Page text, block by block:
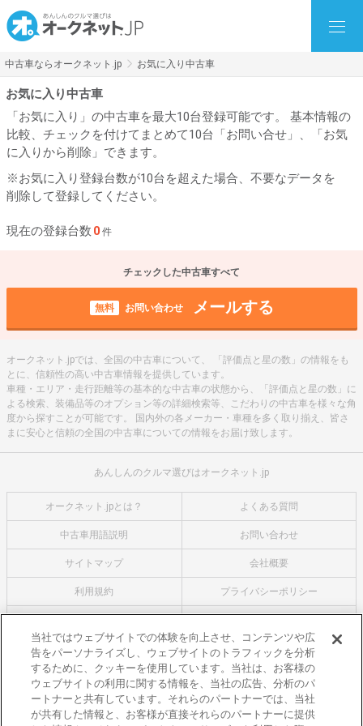
中古車ならオークネット.jp お気に入り中古車
お気に入り中古車
「お気に入り」の中古車を最大10台登録可能です。 基本情報の
比較、チェックを付けてまとめて10台「お問い合せ」、「お気
に入りから削除」できます。
※お気に入り登録台数が10台を超えた場合、不要なデータを
削除して登録してください。
現在の登録台数 0 件
チェックした中古車すべて
無料 お問い合わせ メールする
オークネット.jpでは、全国の中古車について、 「評価点と星の数」の情報をも
とに、信頼性の高い中古車情報を提供しています。
車種・エリア・走行距離等の基本的な中古車の状態から、「評価点と星の数」に
よる検索、装備品等のオプション等の詳細検索等、こだわりの中古車を様々な角
度から探すことが可能です。 国内外の各メーカー・車種を多く取り揃え、皆さ
まに安心と信頼の全国の中古車についての情報をお届け致します。
あんしんのクルマ選びはオークネット.jp
オークネット.jpとは？ よくある質問
中古車用語説明 お問い合わせ
サイトマップ 会社概要
利用規約 プライバシーポリシー
オークネットのその他のサービス
バイク関連サービス
中古バイクを探すならバイクの窓口
レンタルバイクに乗るならモトオークレンタルバイク
当社ではウェブサイトでの体験を向上させ、コンテンツや広
告をパーソナライズし、ウェブサイトのトラフィックを分析
するために、クッキーを使用しています。当社は、お客様の
ウェブサイトの利用に関する情報を、当社の広告、分析のパ
ートナーと共有しています。それらのパートナーでは、当社
が共有した情報と、お客様が直接それらのパートナーに提供